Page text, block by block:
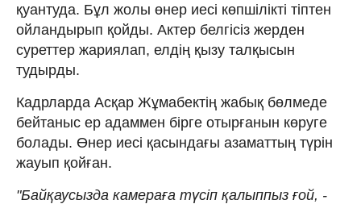
қуантуда. Бұл жолы өнер иесі көпшілікті тіптен
ойландырып қойды. Актер белгісіз жерден
суреттер жариялап, елдің қызу талқысын
тудырды.
Кадрларда Асқар Жұмабектің жабық бөлмеде
бейтаныс ер адаммен бірге отырғанын көруге
болады. Өнер иесі қасындағы азаматтың түрін
жауып қойған.
"Байқаусызда камераға түсіп қалыппыз ғой, -